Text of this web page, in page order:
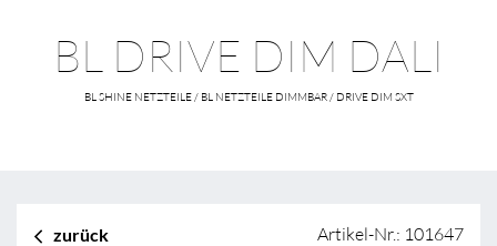
BL DRIVE DIM DALI
BL SHINE NETZTEILE / BL NETZTEILE DIMMBAR / DRIVE DIM SXT
zurück Artikel-Nr.: 101647